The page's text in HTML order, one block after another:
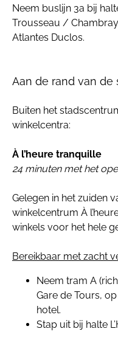
Neem buslijn 3a bij
Trousseau /
Atlantes Duclos.
Aan de rand van de
Buiten het
winkelcentra:
À l’heure tranquille
24 minuten met het
Gelegen in het zuiden
winkelcentrum À
winkels voor het hele
Bereikbaar met zacht
Neem tram A
Gare de Tours,
hotel.
Stap uit bij halte